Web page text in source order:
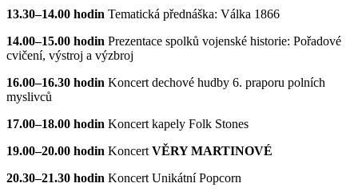
13.30–14.00 hodin Tematická přednáška: Válka 1866
14.00–15.00 hodin Prezentace spolků vojenské historie: Pořadové
cvičení, výstroj a výzbroj
16.00–16.30 hodin Koncert dechové hudby 6. praporu polních
myslivců
17.00–18.00 hodin Koncert kapely Folk Stones
19.00–20.00 hodin Koncert VĚRY MARTINOVÉ
20.30–21.30 hodin Koncert Unikátní Popcorn